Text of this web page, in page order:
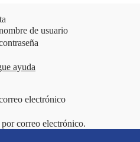
de usuario
ayuda
electrónico
correo electrónico.